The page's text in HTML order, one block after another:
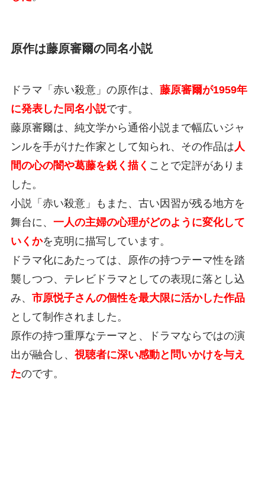
原作は藤原審爾の同名小説
ドラマ「赤い殺意」の原作は、 藤原審爾が1959年
に発表した同名小説です。
藤原審爾は、純文学から通俗小説まで幅広いジャ
ンルを手がけた作家として知られ、その作品は 人
間の心の闇や葛藤を鋭く描く ことで定評がありま
した。
小説「赤い殺意」もまた、古い因習が残る地方を
舞台に、 一人の主婦の心理がどのように変化して
いくかを克明に描写しています。
ドラマ化にあたっては、原作の持つテーマ性を踏
襲しつつ、テレビドラマとしての表現に落とし込
み、 市原悦子さんの個性を最大限に活かした作品
として制作されました。
原作の持つ重厚なテーマと、ドラマならではの演
出が融合し、 視聴者に深い感動と問いかけを与え
たのです。